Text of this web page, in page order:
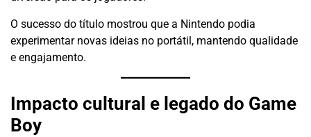
O sucesso do título mostrou que a Nintendo podia
experimentar novas ideias no portátil, mantendo qualidade
e engajamento.
Impacto cultural e legado do Game
Boy